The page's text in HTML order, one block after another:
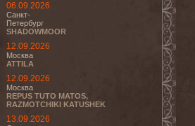
06.09.2026
Санкт-
Петербург
SHADOWMOOR
12.09.2026
Москва
ATTILA
12.09.2026
Москва
REPUS TUTO MATOS,
RAZMOTCHIKI KATUSHEK
13.09.2026